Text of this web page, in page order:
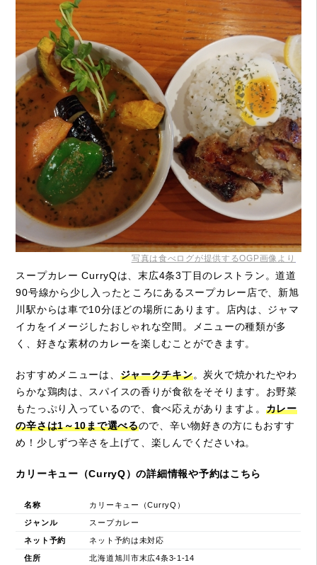
写真は食べログが提供するOGP画像より
スープカレー CurryQは、末広4条3丁目のレストラン。道道
90号線から少し入ったところにあるスープカレー店で、新旭
川駅からは車で10分ほどの場所にあります。店内は、ジャマ
イカをイメージしたおしゃれな空間。メニューの種類が多
く、好きな素材のカレーを楽しむことができます。
おすすめメニューは、 ジャークチキン。炭火で焼かれたやわ
らかな鶏肉は、スパイスの香りが食欲をそそります。お野菜
もたっぷり入っているので、食べ応えがありますよ。 カレー
の辛さは1～10まで選べるので、辛い物好きの方にもおすす
め！少しずつ辛さを上げて、楽しんでくださいね。
カリーキュー（CurryQ）の詳細情報や予約はこちら
名称 カリーキュー（CurryQ）
ジャンル スープカレー
ネット予約 ネット予約は未対応
住所 北海道旭川市末広4条3-1-14